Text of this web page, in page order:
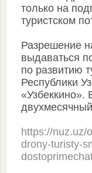
только на
туристском
Разрешение
выдаваться
по развитию
Республики
«Узбеккино».
https://nuz.uz/
drony-turisty-